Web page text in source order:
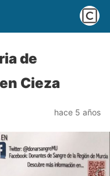
de
Cieza
hace 5 años